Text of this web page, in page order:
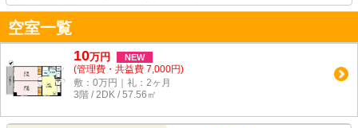
空室一覧
10万円 NEW
(管理費・共益費 7,000円)
敷：0万円｜礼：2ヶ月
3階 / 2DK / 57.56㎡